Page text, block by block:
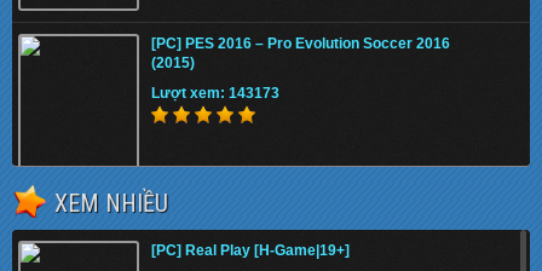
[PC] PES 2016 – Pro Evolution Soccer 2016
(2015)
Lượt xem: 143173
Fifa 13 Internal
Lượt xem: 150911
XEM NHIỀU
[PC] Real Play [H-Game|19+]